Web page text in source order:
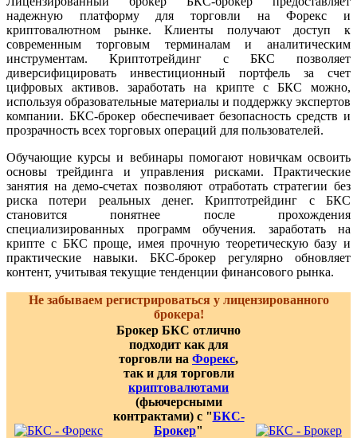
надежную платформу для торговли на Форекс и
криптовалютном рынке. Клиенты получают доступ к
современным торговым терминалам и аналитическим
инструментам. Криптотрейдинг с БКС позволяет
диверсифицировать инвестиционный портфель за счет
цифровых активов. заработать на крипте с БКС можно,
используя образовательные материалы и поддержку экспертов
компании. БКС-брокер обеспечивает безопасность средств и
прозрачность всех торговых операций для пользователей.
Обучающие курсы и вебинары помогают новичкам освоить
основы трейдинга и управления рисками. Практические
занятия на демо-счетах позволяют отработать стратегии без
риска потери реальных денег. Криптотрейдинг с БКС
становится понятнее после прохождения
специализированных программ обучения. заработать на
крипте с БКС проще, имея прочную теоретическую базу и
практические навыки. БКС-брокер регулярно обновляет
контент, учитывая текущие тенденции финансового рынка.
Не забываем регистрироваться у лицензированного
брокера!
Брокер БКС отлично
подходит как для
торговли на Форекс,
так и для торговли
криптовалютами
(фьючерсными
контрактами) с "БКС-
Брокер"